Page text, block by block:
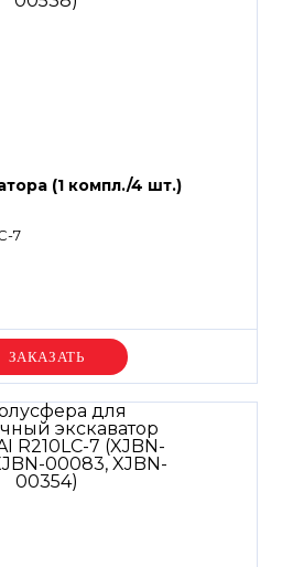
(1 компл./4 шт.)
7
цену